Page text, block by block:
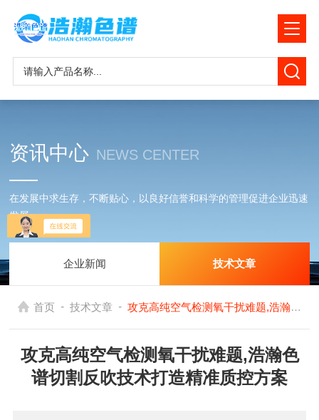
资讯中心 NEWS CENTER
在发展中求生存，不断贴心，以良好信誉和科学的管理促进企业迅速
发展
企业新闻 技术文章
首页 - 技术文章 - 攻克高纯空气检测氧干扰难题,浩瀚色谱切割反吹技术打造精准质控方案
攻克高纯空气检测氧干扰难题,浩瀚色
谱切割反吹技术打造精准质控方案